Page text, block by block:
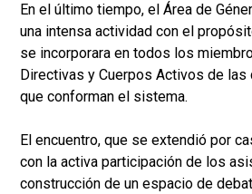
En el último tiempo, el Área de
una intensa actividad con el
se incorporara en todos los
Directivas y Cuerpos Activos de
que conforman el sistema.
El encuentro, que se extendió por
con la activa participación de los
construcción de un espacio de